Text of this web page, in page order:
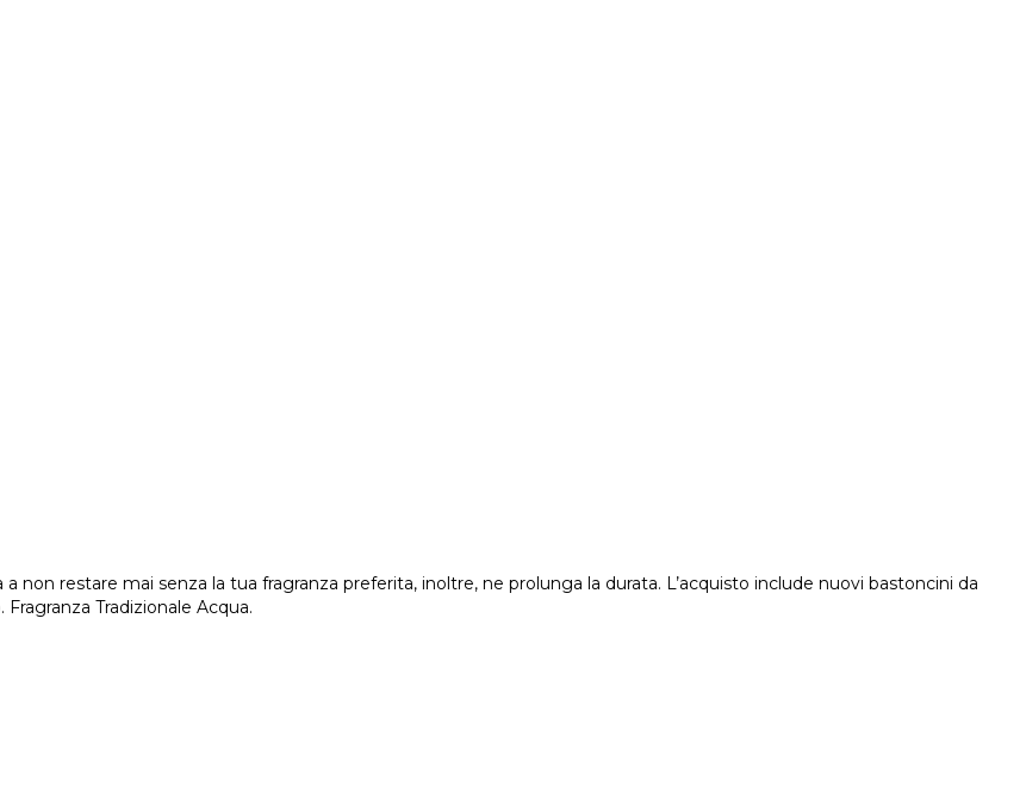
restare mai senza la tua fragranza preferita, inoltre, ne prolunga la durata. L’acquisto include nuovi bastoncini da
Tradizionale Acqua.